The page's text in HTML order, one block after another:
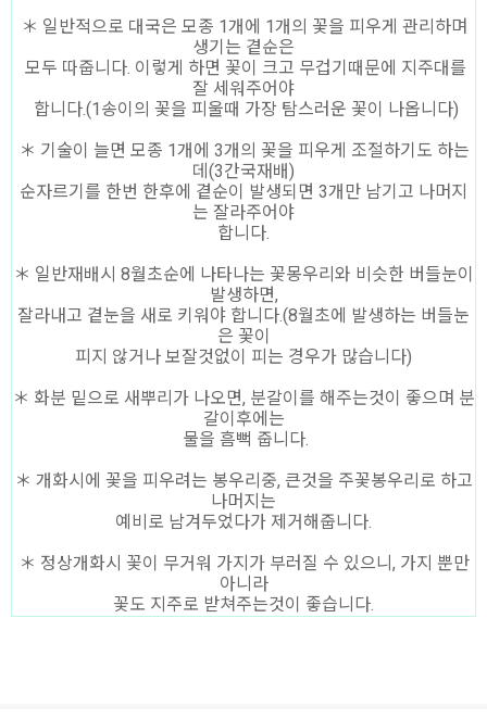
＊ 일반적으로 대국은 모종 1개에 1개의 꽃을 피우게 관리하며
생기는 곁순은
모두 따줍니다. 이렇게 하면 꽃이 크고 무겁기때문에 지주대를
잘 세워주어야
합니다.(1송이의 꽃을 피울때 가장 탐스러운 꽃이 나옵니다)
＊ 기술이 늘면 모종 1개에 3개의 꽃을 피우게 조절하기도 하는
데(3간국재배)
순자르기를 한번 한후에 곁순이 발생되면 3개만 남기고 나머지
는 잘라주어야
합니다.
＊ 일반재배시 8월초순에 나타나는 꽃몽우리와 비슷한 버들눈이
발생하면,
잘라내고 곁눈을 새로 키워야 합니다.(8월초에 발생하는 버들눈
은 꽃이
피지 않거나 보잘것없이 피는 경우가 많습니다)
＊ 화분 밑으로 새뿌리가 나오면, 분갈이를 해주는것이 좋으며 분
갈이후에는
물을 흠뻑 줍니다.
＊ 개화시에 꽃을 피우려는 봉우리중, 큰것을 주꽃봉우리로 하고
나머지는
예비로 남겨두었다가 제거해줍니다.
＊ 정상개화시 꽃이 무거워 가지가 부러질 수 있으니, 가지 뿐만
아니라
꽃도 지주로 받쳐주는것이 좋습니다.